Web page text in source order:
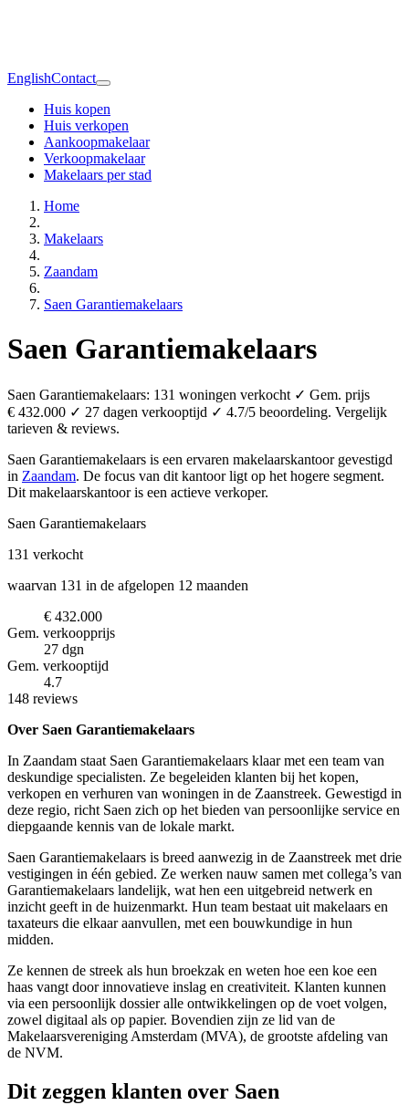
EnglishContact
Huis kopen
Huis verkopen
Aankoopmakelaar
Verkoopmakelaar
Makelaars per stad
Home
Makelaars
Zaandam
Saen Garantiemakelaars
Saen Garantiemakelaars
Saen Garantiemakelaars: 131 woningen verkocht ✓ Gem. prijs
€ 432.000 ✓ 27 dagen verkooptijd ✓ 4.7/5 beoordeling. Vergelijk
tarieven & reviews.
Saen Garantiemakelaars is een ervaren makelaarskantoor gevestigd
in Zaandam. De focus van dit kantoor ligt op het hogere segment.
Dit makelaarskantoor is een actieve verkoper.
Saen Garantiemakelaars
131 verkocht
waarvan 131 in de afgelopen 12 maanden
€ 432.000
Gem. verkoopprijs
27 dgn
Gem. verkooptijd
4.7
148 reviews
Over Saen Garantiemakelaars
In Zaandam staat Saen Garantiemakelaars klaar met een team van
deskundige specialisten. Ze begeleiden klanten bij het kopen,
verkopen en verhuren van woningen in de Zaanstreek. Gewestigd in
deze regio, richt Saen zich op het bieden van persoonlijke service en
diepgaande kennis van de lokale markt.
Saen Garantiemakelaars is breed aanwezig in de Zaanstreek met drie
vestigingen in één gebied. Ze werken nauw samen met collega’s van
Garantiemakelaars landelijk, wat hen een uitgebreid netwerk en
inzicht geeft in de huizenmarkt. Hun team bestaat uit makelaars en
taxateurs die elkaar aanvullen, met een bouwkundige in hun
midden.
Ze kennen de streek als hun broekzak en weten hoe een koe een
haas vangt door innovatieve inslag en creativiteit. Klanten kunnen
via een persoonlijk dossier alle ontwikkelingen op de voet volgen,
zowel digitaal als op papier. Bovendien zijn ze lid van de
Makelaarsvereniging Amsterdam (MVA), de grootste afdeling van
de NVM.
Dit zeggen klanten over Saen